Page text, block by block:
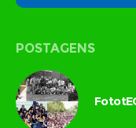
POSTAGENS